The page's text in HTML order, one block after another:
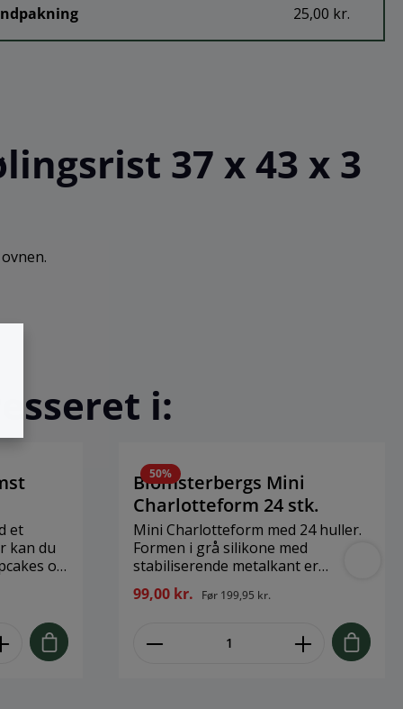
25,00 kr.
37 x 43 x 3
i:
et
kan du
i
50%
Blomsterbergs Mini
Charlotteform 24 stk.
Mini Charlotteform med 24 huller.
Formen i grå silikone med
stabiliserende metalkant er
perfekt til småt bagværk i
mundrette størrelser, fx små
sandkagebunde, citronmåne- og
mazarinbunde eller små muffins.
99,00 kr. Før 199,95 kr.